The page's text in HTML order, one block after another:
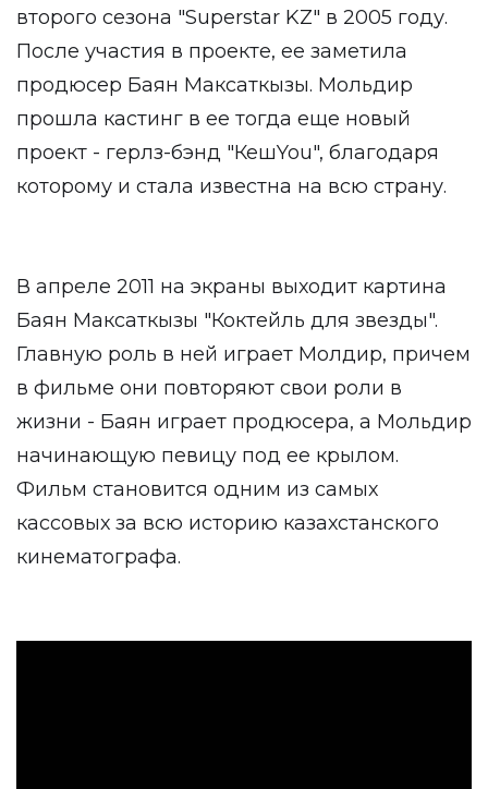
второго сезона "Superstar KZ" в 2005 году.
После участия в проекте, ее заметила
продюсер Баян Максаткызы. Мольдир
прошла кастинг в ее тогда еще новый
проект - герлз-бэнд "КешYou", благодаря
которому и стала известна на всю страну.
В апреле 2011 на экраны выходит картина
Баян Максаткызы "Коктейль для звезды".
Главную роль в ней играет Молдир, причем
в фильме они повторяют свои роли в
жизни - Баян играет продюсера, а Мольдир
начинающую певицу под ее крылом.
Фильм становится одним из самых
кассовых за всю историю казахстанского
кинематографа.